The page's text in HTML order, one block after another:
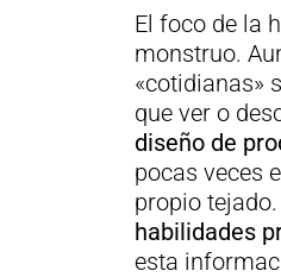
El foco de la
monstruo.
«cotidianas»
que ver o
diseño de
pocas veces
propio
habilidades
esta